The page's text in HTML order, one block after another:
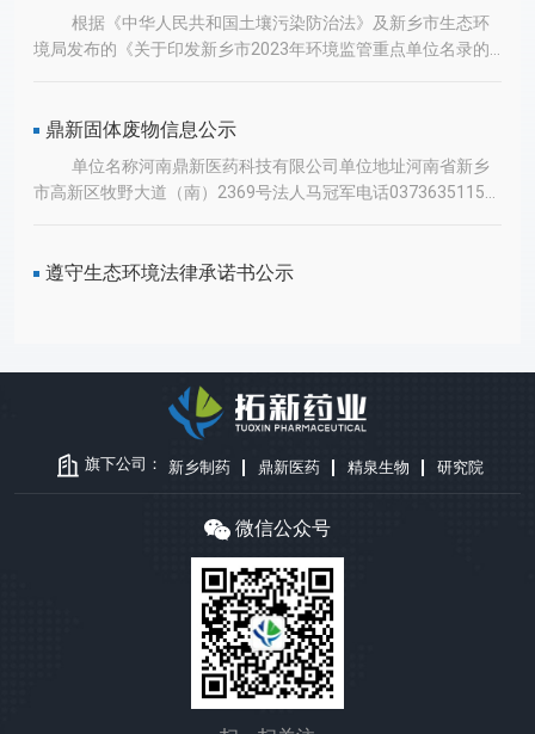
2023年4月24日召开公司第四届董事会第二十二会议，审议通过
了《关于变更公司名称、住所、经营范围及修订<公司章程>的
议案》，且本议案已经2023年5月17日召开的2022年年度股东
月17日在巨潮资讯网（http://www.cninfo.com.cn）披露的相
关公告。公司已于近日完成了变更公司名称、住所、经营范围的
工商变更登记手续，并取得了新乡市市场监督管理局颁发的《营
业执照》，在办理变更手续时，根据市场监督管理部门的相关要
集团股份有限公司统一社会信用代码：91410000731329432N
目：食品添加剂生产；药品生产；药品进出口(依法须经批准的
项目，经相关部门批准后方可开展经营活动，具体经营项目以相
关部门批准文件或许可证件为准)一般项目：化工产品生产(不含
许可类化工产品)；基础化学原料制造(不含危险化学品等许可类
化学品的制造)；专用化学产品制造(不含危险化学品)；技术服
工产品销售(不含许可类化工产品)；专用化学产品销售(不含危
险化学品)；货物进出口；技术进出口；非居住房地产租赁；机
械设备租赁；企业管理；企业管理咨询；以自有资金从事投资活
动(除依法须经批准的项目外，凭营业执照依法自主开展经营活
动)二、变更公司名称、住所、经营范围变更原因说明本次变更
是从整体战略出发，为更全 面体现公司产业布局及公司实际情
况，准确地反映公司未来战略规划。本次变更符合公司实际情
根据《中华人民共和国土壤污染防治法》及新乡市生态环
境局发布的《关于印发新乡市2023年环境监管重点单位名录的
现，落实土壤污染防治责任，建立健全隐患排查治理监控的长效
机制，我公司结合实际情况开展了土壤隐患排查工作，并委托河
南鼎晟检测技术有限公司编制土壤污染隐患排查报告，现将有关
检测结果进行公开。一、基本情况1、项目名称：河南鼎新医药
牧野大道（南）2369号。3、项目情况：我公司主要从事生物发
酵、化学合成核苷类抗病毒药品、核苷类医药中间体的生产和销
鼎新固体废物信息公示
单位名称河南鼎新医药科技有限公司单位地址河南省新乡
市高新区牧野大道（南）2369号法人马冠军电话03736351159
危险废物及代码年产生量（吨）最终去向精馏残液271-001-
350.23委外处置废矿物油900-249-080.4359委外处置污
遵守生态环境法律承诺书公示
旗下公司： 新乡制药 鼎新医药 精泉生物 研究院
微信公众号